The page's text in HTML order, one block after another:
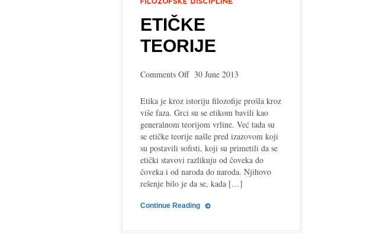
ETIČKE
TEORIJE
Comments Offon
teorije
30 June 2013
Etika je kroz istoriju filozofije prošla kroz
više faza. Grci su se etikom bavili kao
generalnom teorijom vrline. Već tada su
se etičke teorije našle pred izazovom koji
su postavili sofisti, koji su primetili da se
etički stavovi razlikuju od čoveka do
čoveka i od naroda do naroda. Njihovo
rešenje bilo je da se, kada […]
Continue Reading